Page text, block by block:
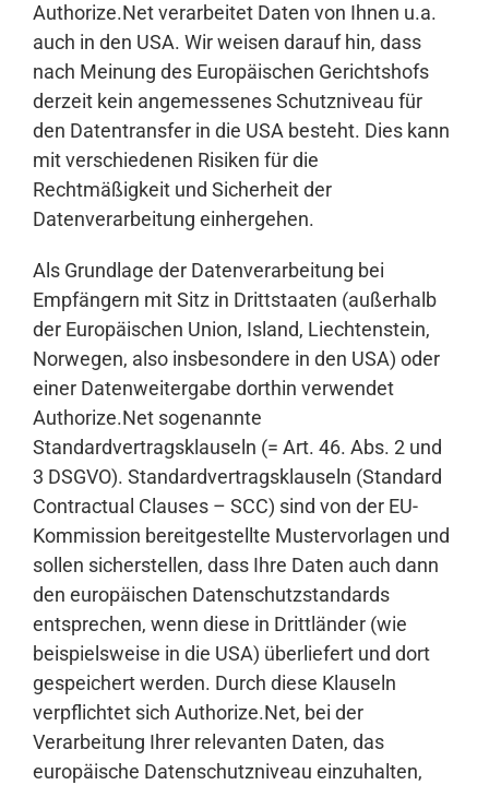
Authorize.Net verarbeitet Daten von Ihnen u.a.
auch in den USA. Wir weisen darauf hin, dass
nach Meinung des Europäischen Gerichtshofs
derzeit kein angemessenes Schutzniveau für
den Datentransfer in die USA besteht. Dies kann
mit verschiedenen Risiken für die
Rechtmäßigkeit und Sicherheit der
Datenverarbeitung einhergehen.
Als Grundlage der Datenverarbeitung bei
Empfängern mit Sitz in Drittstaaten (außerhalb
der Europäischen Union, Island, Liechtenstein,
Norwegen, also insbesondere in den USA) oder
einer Datenweitergabe dorthin verwendet
Authorize.Net sogenannte
Standardvertragsklauseln (= Art. 46. Abs. 2 und
3 DSGVO). Standardvertragsklauseln (Standard
Contractual Clauses – SCC) sind von der EU-
Kommission bereitgestellte Mustervorlagen und
sollen sicherstellen, dass Ihre Daten auch dann
den europäischen Datenschutzstandards
entsprechen, wenn diese in Drittländer (wie
beispielsweise in die USA) überliefert und dort
gespeichert werden. Durch diese Klauseln
verpflichtet sich Authorize.Net, bei der
Verarbeitung Ihrer relevanten Daten, das
europäische Datenschutzniveau einzuhalten,